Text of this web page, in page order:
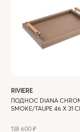
RIVIERE
ПОДНОС DIANA
SMOKE/TAUPE 46 Х 31
138 600 ₽